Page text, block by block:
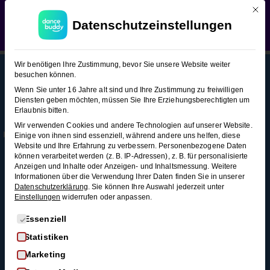
WEDDING SEASON SALE:
Hochzeitstanzkurse!Verwerfen
Langsamer Walzer (Figuren-
Snacks 2)
Langsamer
Walzer
(Figuren-
Snacks 2)
13
Rechtsflechte
4 Minuten
Schleife
3
Minuten
Doppel-
Schleife
This content is protected, pleaseloginand
iches
AGB
Datenschutz
Widerrufsrecht
Impressum
Infos
Membership
Kontakt
FAQ
Alle Blogartikel
Schwungvoll
durchstarten: Swing
tanzen für
Anfänger*innen
Mit
Datenschutzeinstellungen
Wir benötigen Ihre Zustimmung, bevor Sie unsere Website weiter
besuchen können.
Wenn Sie unter 16 Jahre alt sind und Ihre Zustimmung zu freiwilligen
Diensten geben möchten, müssen Sie Ihre Erziehungsberechtigten um
Erlaubnis bitten.
Wir verwenden Cookies und andere Technologien auf unserer Website.
Einige von ihnen sind essenziell, während andere uns helfen, diese
Website und Ihre Erfahrung zu verbessern. Personenbezogene Daten
können verarbeitet werden (z. B. IP-Adressen), z. B. für personalisierte
Anzeigen und Inhalte oder Anzeigen- und Inhaltsmessung. Weitere
Informationen über die Verwendung Ihrer Daten finden Sie in unserer
Datenschutzerklärung. Sie können Ihre Auswahl jederzeit unter
Einstellungen widerrufen oder anpassen.
Es folgt eine Liste der Service-Gruppen, für die eine
Essenziell
Statistiken
Marketing